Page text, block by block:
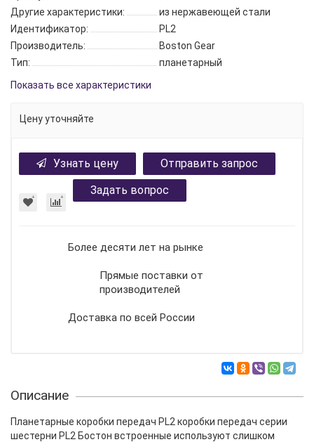
Другие характеристики:
из нержавеющей стали
Идентификатор:
PL2
Производитель:
Boston Gear
Тип:
планетарный
Показать все характеристики
Цену уточняйте
Узнать цену
Отправить запрос
Задать вопрос
Более десяти лет на рынке
Прямые поставки от
производителей
Доставка по всей России
Описание
Планетарные коробки передач PL2 коробки передач серии
шестерни PL2 Бостон встроенные используют слишком